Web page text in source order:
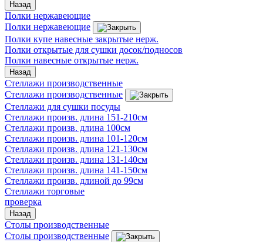
Назад
Полки нержавеющие
Полки нержавеющие
Полки купе навесные закрытые нерж.
Полки открытые для сушки досок/подносов
Полки навесные открытые нерж.
Назад
Стеллажи производственные
Стеллажи производственные
Стеллажи для сушки посуды
Стеллажи произв. длина 151-210см
Стеллажи произв. длина 100см
Стеллажи произв. длина 101-120см
Стеллажи произв. длина 121-130см
Стеллажи произв. длина 131-140см
Стеллажи произв. длина 141-150см
Стеллажи произв. длиной до 99см
Стеллажи торговые
проверка
Назад
Столы производственные
Столы производственные